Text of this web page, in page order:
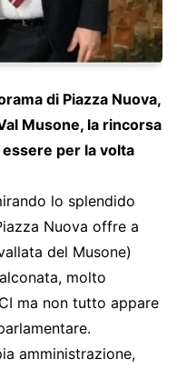
di Piazza Nuova,
Musone, la rincorsa
per la volta
lo splendido
Nuova offre a
del Musone)
molto
ma non tutto appare
amministrazione,